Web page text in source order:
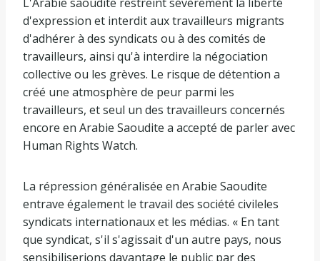
d'expression et interdit aux travailleurs migrants
d'adhérer à des syndicats ou à des comités de
travailleurs, ainsi qu'à interdire la négociation
collective ou les grèves. Le risque de détention a
créé une atmosphère de peur parmi les
travailleurs, et seul un des travailleurs concernés
encore en Arabie Saoudite a accepté de parler avec
Human Rights Watch.
La répression généralisée en Arabie Saoudite
entrave également le travail des société civileles
syndicats internationaux et les médias. « En tant
que syndicat, s'il s'agissait d'un autre pays, nous
sensibiliserions davantage le public par des